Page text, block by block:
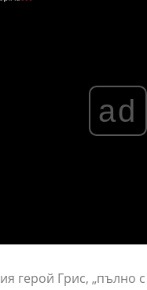
ad
герой Грис,